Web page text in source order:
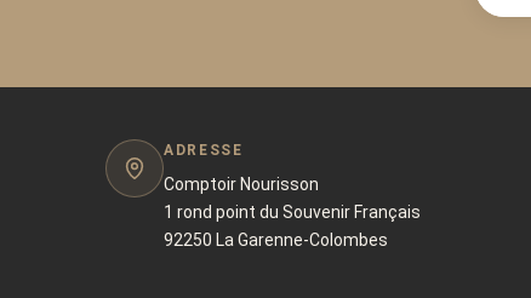
ADRESSE
Comptoir Nourisson
1 rond point du Souvenir Français
92250 La Garenne-Colombes